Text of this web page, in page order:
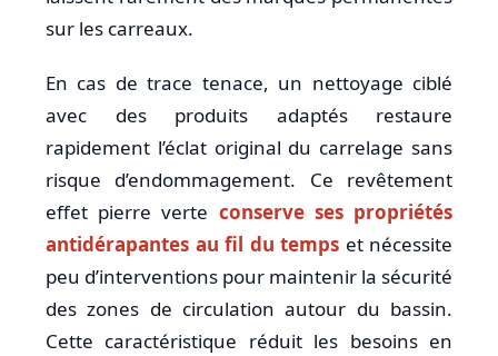
sur les carreaux.
En cas de trace tenace, un nettoyage ciblé
avec des produits adaptés restaure
rapidement l’éclat original du carrelage sans
risque d’endommagement. Ce revêtement
effet pierre verte conserve ses propriétés
antidérapantes au fil du temps et nécessite
peu d’interventions pour maintenir la sécurité
des zones de circulation autour du bassin.
Cette caractéristique réduit les besoins en